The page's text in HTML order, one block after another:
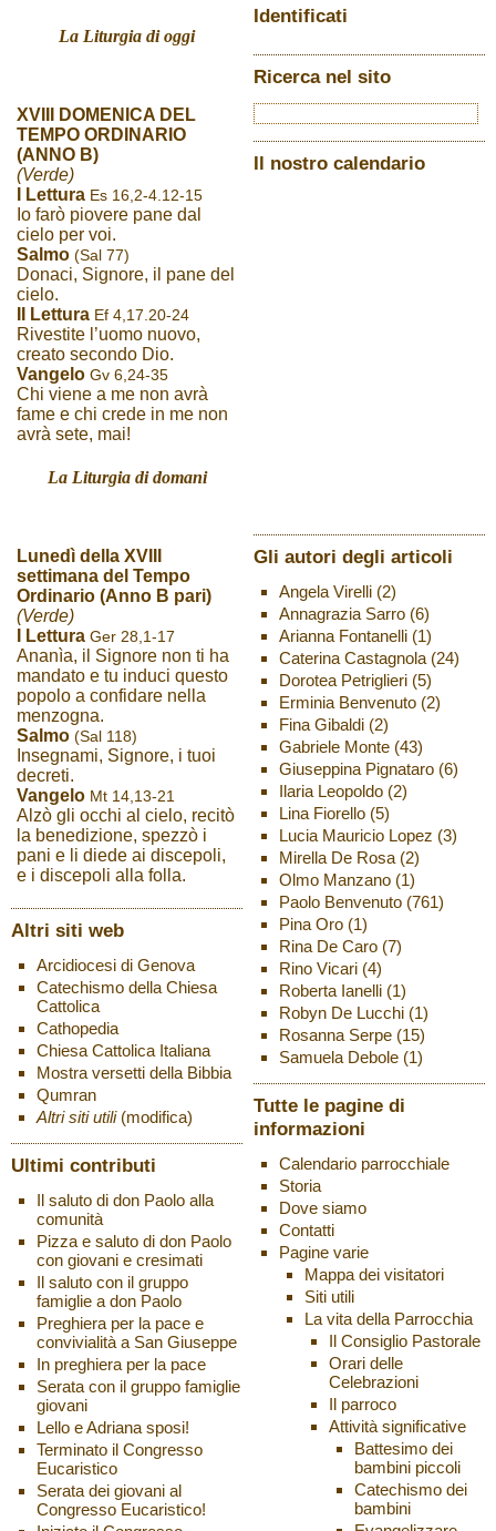
La Liturgia di oggi
XVIII DOMENICA DEL
TEMPO ORDINARIO
(ANNO B)
(Verde)
I Lettura Es 16,2-4.12-15
Io farò piovere pane dal
cielo per voi.
Salmo (Sal 77)
Donaci, Signore, il pane del
cielo.
II Lettura Ef 4,17.20-24
Rivestite l’uomo nuovo,
creato secondo Dio.
Vangelo Gv 6,24-35
Chi viene a me non avrà
fame e chi crede in me non
avrà sete, mai!
La Liturgia di domani
Lunedì della XVIII
settimana del Tempo
Ordinario (Anno B pari)
(Verde)
I Lettura Ger 28,1-17
Ananìa, il Signore non ti ha
mandato e tu induci questo
popolo a confidare nella
menzogna.
Salmo (Sal 118)
Insegnami, Signore, i tuoi
decreti.
Vangelo Mt 14,13-21
Alzò gli occhi al cielo, recitò
la benedizione, spezzò i
pani e li diede ai discepoli,
e i discepoli alla folla.
Altri siti web
Arcidiocesi di Genova
Catechismo della Chiesa
Cattolica
Cathopedia
Chiesa Cattolica Italiana
Mostra versetti della Bibbia
Qumran
Altri siti utili (modifica)
Ultimi contributi
Il saluto di don Paolo alla
comunità
Pizza e saluto di don Paolo
con giovani e cresimati
Il saluto con il gruppo
famiglie a don Paolo
Preghiera per la pace e
convivialità a San Giuseppe
In preghiera per la pace
Serata con il gruppo famiglie
giovani
Lello e Adriana sposi!
Terminato il Congresso
Eucaristico
Serata dei giovani al
Congresso Eucaristico!
Identificati
Ricerca nel sito
Il nostro calendario
Gli autori degli articoli
Angela Virelli(2)
Annagrazia Sarro(6)
Arianna Fontanelli(1)
Caterina Castagnola(24)
Dorotea Petriglieri(5)
Erminia Benvenuto(2)
Fina Gibaldi(2)
Gabriele Monte(43)
Giuseppina Pignataro(6)
Ilaria Leopoldo(2)
Lina Fiorello(5)
Lucia Mauricio Lopez (3)
Mirella De Rosa(2)
Olmo Manzano(1)
Paolo Benvenuto(761)
Pina Oro(1)
Rina De Caro(7)
Rino Vicari(4)
Roberta Ianelli(1)
Robyn De Lucchi(1)
Rosanna Serpe(15)
Samuela Debole(1)
Tutte le pagine di
informazioni
Calendario parrocchiale
Storia
Dove siamo
Contatti
Pagine varie
Mappa dei visitatori
Siti utili
La vita della Parrocchia
Il Consiglio Pastorale
Orari delle
Celebrazioni
Il parroco
Attività significative
Battesimo dei
bambini piccoli
Catechismo dei
bambini